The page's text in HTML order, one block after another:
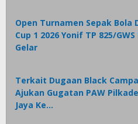
Open Turnamen Sepak Bola
Cup 1 2026 Yonif TP 825/
Gelar
Terkait Dugaan Black
Ajukan Gugatan PAW
Jaya Ke…